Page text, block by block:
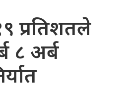
प्रतिशतले
८ अर्ब